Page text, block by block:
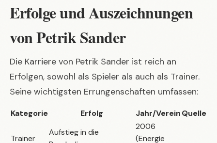
Erfolge und Auszeichnungen
von Petrik Sander
Die Karriere von Petrik Sander ist reich an
Erfolgen, sowohl als Spieler als auch als Trainer.
Seine wichtigsten Errungenschaften umfassen:
Kategorie Erfolg Jahr/VereinQuelle
Trainer
Aufstieg in die
2006
(Energie